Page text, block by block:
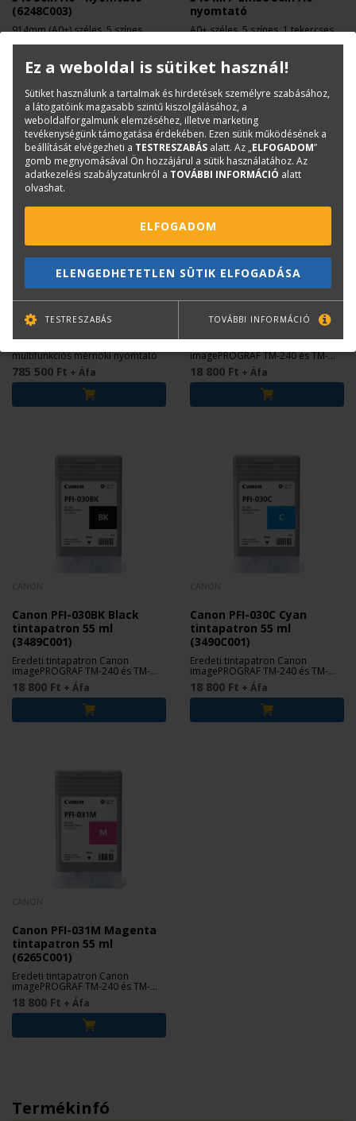
(6248C003)
914mm (A0+) széles, 5 színes
nyomtató
A0+ széles, 5 színes, 1 tekercses,
Gépcsere esetén 53.250 Ft+áfa
beszámítás!
Canon imagePROGRAF TM-
240 MFP Lm24 24in A1+
nyomtató
multifunkciós mérnöki nyomtató
785 500 Ft + Áfa
CANON
Canon PFI-030MBK Matte
Black tintapatron 55 ml
(3488C001)
imagePROGRAF TM-240 és TM-
340 nyomtatókhoz.
18 800 Ft + Áfa
Canon PFI-030BK Black
tintapatron 55 ml
(3489C001)
Eredeti tintapatron Canon
imagePROGRAF TM-240 és TM-
340 nyomtatókhoz.
18 800 Ft + Áfa
Canon PFI-030C Cyan
tintapatron 55 ml
(3490C001)
Eredeti tintapatron Canon
imagePROGRAF TM-240 és TM-
340 nyomtatókhoz.
18 800 Ft + Áfa
Canon PFI-031M Magenta
tintapatron 55 ml
(6265C001)
Eredeti tintapatron Canon
imagePROGRAF TM-240 és TM-
340 nyomtatókhoz.
18 800 Ft + Áfa
Termékinfó
Ez a weboldal is sütiket használ!
Sütiket használunk a tartalmak és hirdetések személyre szabásához,
a látogatóink magasabb szintű kiszolgálásához, a
weboldalforgalmunk elemzéséhez, illetve marketing
tevékenységünk támogatása érdekében. Ezen sütik működésének a
beállítását elvégezheti a TESTRESZABÁS alatt. Az „ELFOGADOM”
gomb megnyomásával Ön hozzájárul a sütik használatához. Az
adatkezelési szabályzatunkról a TOVÁBBI INFORMÁCIÓ alatt
olvashat.
ELFOGADOM
ELENGEDHETETLEN SÜTIK ELFOGADÁSA
TESTRESZABÁS TOVÁBBI INFORMÁCIÓ